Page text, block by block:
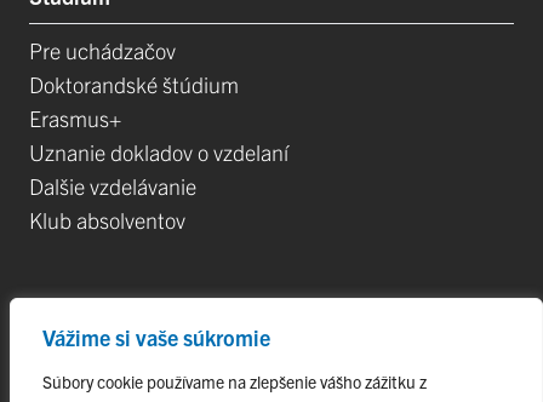
Vážime si vaše súkromie
Súbory cookie používame na zlepšenie vášho zážitku z
Pre uchádzačov
Doktorandské štúdium
Erasmus+
Uznanie dokladov o vzdelaní
Dalšie vzdelávanie
Klub absolventov